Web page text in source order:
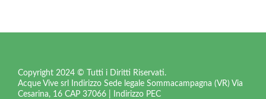
Copyright 2024 © Tutti i Diritti Riservati.
Acque Vive srl Indirizzo Sede legale Sommacampagna (VR) Via
Cesarina, 16 CAP 37066 | Indirizzo PEC